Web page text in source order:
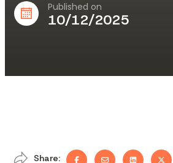
Published on
10/12/2025
Share: